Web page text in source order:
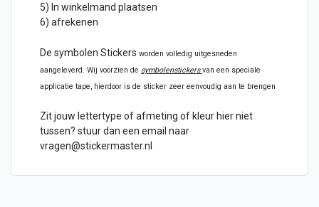
5) In winkelmand plaatsen
6) afrekenen
De symbolen Stickers worden volledig uitgesneden
aangeleverd. Wij voorzien de symbolenstickers van een speciale
applicatie tape, hierdoor is de sticker zeer eenvoudig aan te brengen
Zit jouw lettertype of afmeting of kleur hier niet
tussen? stuur dan een email naar
vragen@stickermaster.nl